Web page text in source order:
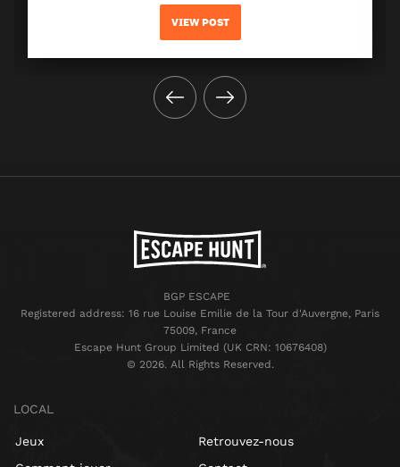
VIEW POST
BGP ESCAPE
Registered address: 16 rue Louise Emilie de la Tour d'Auvergne, Paris
75009, France
Escape Hunt Group Limited (UK CRN: 10676408)
©️ 2026. All Rights Reserved.
LOCAL
Jeux
Retrouvez-nous